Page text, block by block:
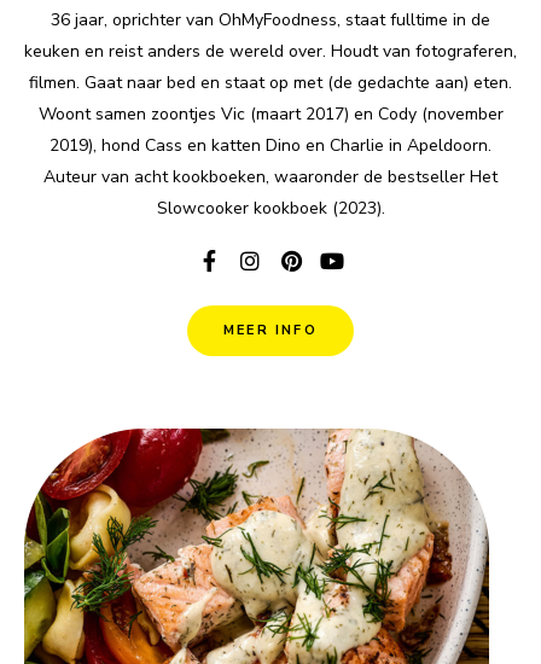
36 jaar, oprichter van OhMyFoodness, staat fulltime in de
keuken en reist anders de wereld over. Houdt van fotograferen,
filmen. Gaat naar bed en staat op met (de gedachte aan) eten.
Woont samen zoontjes Vic (maart 2017) en Cody (november
2019), hond Cass en katten Dino en Charlie in Apeldoorn.
Auteur van acht kookboeken, waaronder de bestseller Het
Slowcooker kookboek (2023).
MEER INFO